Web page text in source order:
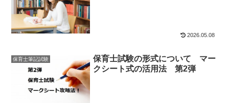
2026.05.08
保育士筆記試験
保育士試験の形式について マー
クシート式の活用法 第2弾